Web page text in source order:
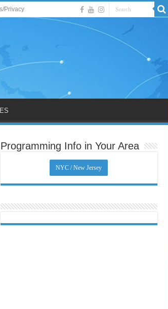
Privacy
Programming Info in Your Area
NYC / New Jersey